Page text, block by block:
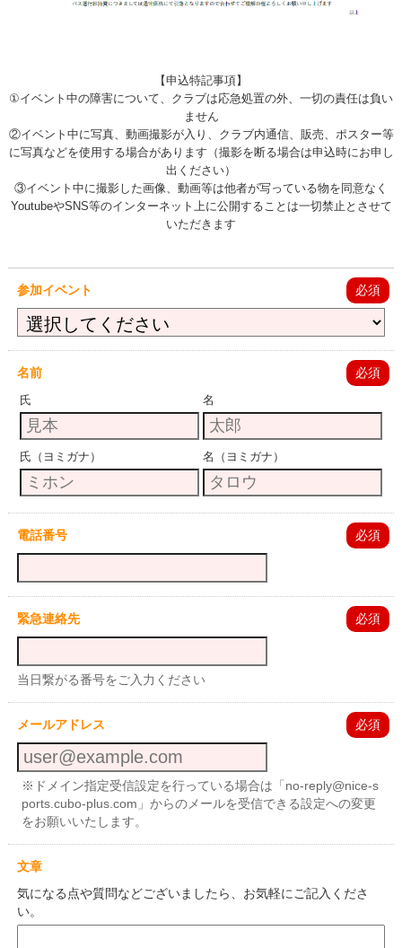
【申込特記事項】
①イベント中の障害について、クラブは応急処置の外、一切の責任は負い
ません
②イベント中に写真、動画撮影が入り、クラブ内通信、販売、ポスター等
に写真などを使用する場合があります（撮影を断る場合は申込時にお申し
出ください）
③イベント中に撮影した画像、動画等は他者が写っている物を同意なく
YoutubeやSNS等のインターネット上に公開することは一切禁止とさせて
いただきます
参加イベント 必須
名前 必須
氏 名
氏（ヨミガナ） 名（ヨミガナ）
電話番号 必須
緊急連絡先 必須
当日繋がる番号をご入力ください
メールアドレス 必須
※ドメイン指定受信設定を行っている場合は「no-reply@nice-s
ports.cubo-plus.com」からのメールを受信できる設定への変更
をお願いいたします。
文章
気になる点や質問などございましたら、お気軽にご記入くださ
い。